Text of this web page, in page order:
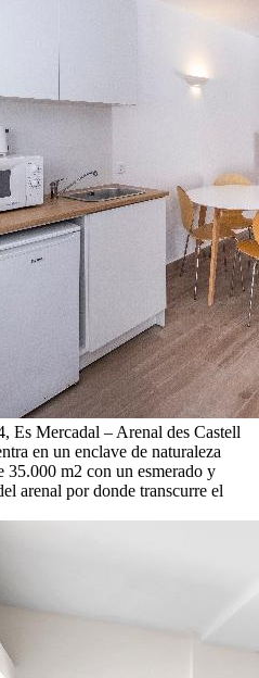
Es Mercadal – Arenal des Castell
en un enclave de naturaleza
35.000 m2 con un esmerado y
arenal por donde transcurre el